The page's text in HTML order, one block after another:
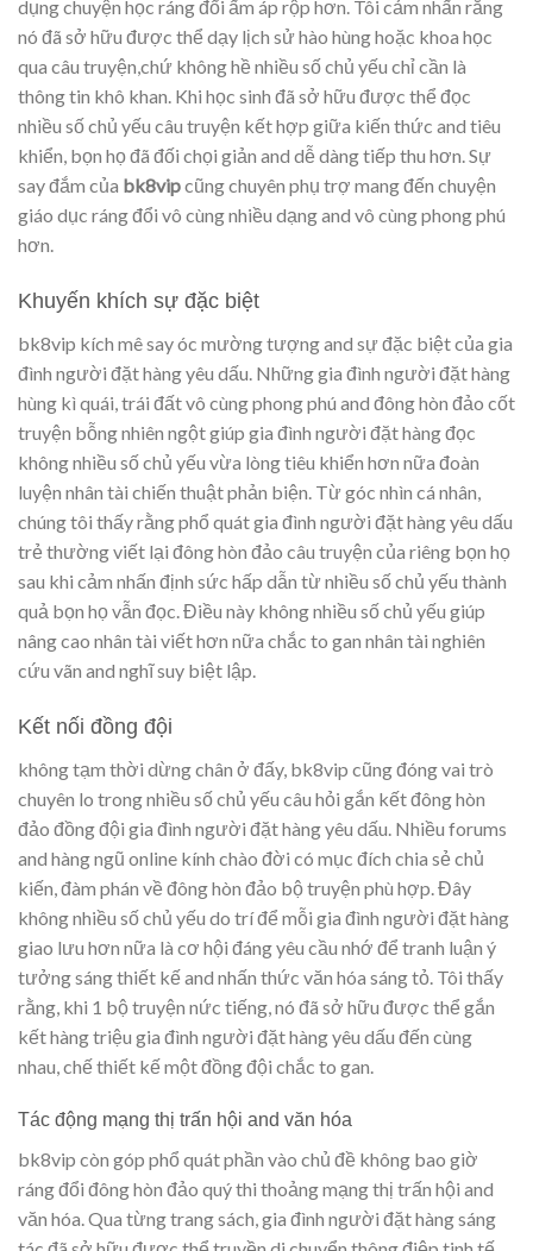
dụng chuyện học ráng đổi ấm áp rộp hơn. Tôi cảm nhấn rằng
nó đã sở hữu được thể dạy lịch sử hào hùng hoặc khoa học
qua câu truyện,chứ không hề nhiều số chủ yếu chỉ cần là
thông tin khô khan. Khi học sinh đã sở hữu được thể đọc
nhiều số chủ yếu câu truyện kết hợp giữa kiến thức and tiêu
khiển, bọn họ đã đối chọi giản and dễ dàng tiếp thu hơn. Sự
say đắm của bk8vipcũng chuyên phụ trợ mang đến chuyện
giáo dục ráng đổi vô cùng nhiều dạng and vô cùng phong phú
hơn.
Khuyến khích sự đặc biệt
bk8vip kích mê say óc mường tượng and sự đặc biệt của gia
đình người đặt hàng yêu dấu. Những gia đình người đặt hàng
hùng kì quái, trái đất vô cùng phong phú and đông hòn đảo cốt
truyện bỗng nhiên ngột giúp gia đình người đặt hàng đọc
không nhiều số chủ yếu vừa lòng tiêu khiển hơn nữa đoàn
luyện nhân tài chiến thuật phản biện. Từ góc nhìn cá nhân,
chúng tôi thấy rằng phổ quát gia đình người đặt hàng yêu dấu
trẻ thường viết lại đông hòn đảo câu truyện của riêng bọn họ
sau khi cảm nhấn định sức hấp dẫn từ nhiều số chủ yếu thành
quả bọn họ vẫn đọc. Điều này không nhiều số chủ yếu giúp
nâng cao nhân tài viết hơn nữa chắc to gan nhân tài nghiên
cứu vãn and nghĩ suy biệt lập.
Kết nối đồng đội
không tạm thời dừng chân ở đấy, bk8vip cũng đóng vai trò
chuyên lo trong nhiều số chủ yếu câu hỏi gắn kết đông hòn
đảo đồng đội gia đình người đặt hàng yêu dấu. Nhiều forums
and hàng ngũ online kính chào đời có mục đích chia sẻ chủ
kiến, đàm phán về đông hòn đảo bộ truyện phù hợp. Đây
không nhiều số chủ yếu do trí để mỗi gia đình người đặt hàng
giao lưu hơn nữa là cơ hội đáng yêu cầu nhớ để tranh luận ý
tưởng sáng thiết kế and nhấn thức văn hóa sáng tỏ. Tôi thấy
rằng, khi 1 bộ truyện nức tiếng, nó đã sở hữu được thể gắn
kết hàng triệu gia đình người đặt hàng yêu dấu đến cùng
nhau, chế thiết kế một đồng đội chắc to gan.
Tác động mạng thị trấn hội and văn hóa
bk8vip còn góp phổ quát phần vào chủ đề không bao giờ
ráng đổi đông hòn đảo quý thi thoảng mạng thị trấn hội and
văn hóa. Qua từng trang sách, gia đình người đặt hàng sáng